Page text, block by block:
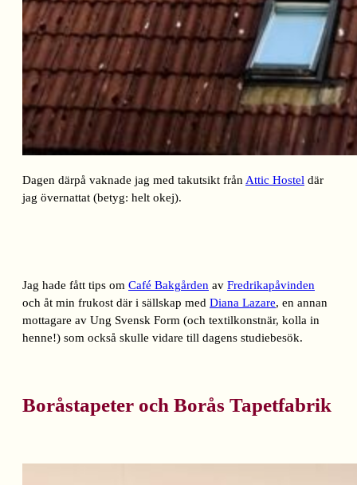
Dagen därpå vaknade jag med takutsikt frånAttic Hostel där
jag övernattat (betyg: helt okej).
Jag hade fått tips om Café Bakgården av Fredrikapåvinden
och åt min frukost där i sällskap med Diana Lazare, en annan
mottagare av Ung Svensk Form (och textilkonstnär, kolla in
henne!) som också skulle vidare till dagens studiebesök.
Boråstapeter och Borås Tapetfabrik